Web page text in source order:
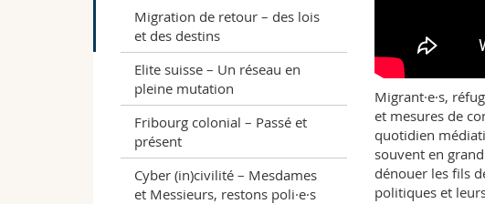
Migration de retour – des lois
et des destins
Elite suisse – Un réseau en
pleine mutation
Fribourg colonial – Passé et
présent
Cyber (in)civilité – Mesdames
et Messieurs, restons poli·e·s
Migrant·e·s,
et mesures de
quotidien
souvent en
dénouer les fils
politiques et